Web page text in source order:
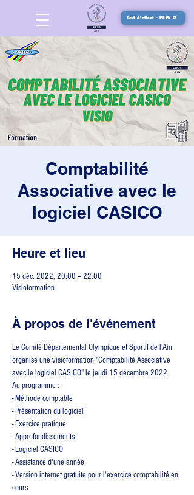
Test d'effort - PEPS 01
Comptabilité
Associative avec le
logiciel CASICO
Heure et lieu
15 déc. 2022, 20:00 – 22:00
Visioformation
À propos de l'événement
Le Comité Départemental Olympique et Sportif de l'Ain
organise une visioformation "Comptabilité Associative
avec le logiciel CASICO" le jeudi 15 décembre 2022.
Au programme :
- Méthode comptable
- Présentation du logiciel
- Exercice pratique
- Approfondissements
- Logiciel CASICO
- Assistance d'une année
- Version internet gratuite pour l'exercice comptabilité en
cours